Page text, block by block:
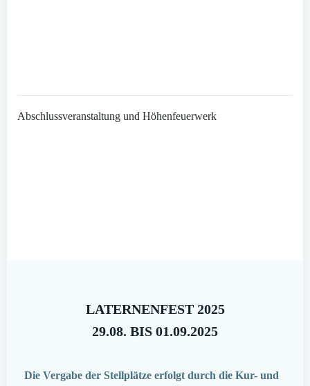
Abschlussveranstaltung und Höhenfeuerwerk
LATERNENFEST 2025
29.08. BIS 01.09.2025
Die Vergabe der Stellplätze erfolgt durch die Kur- und